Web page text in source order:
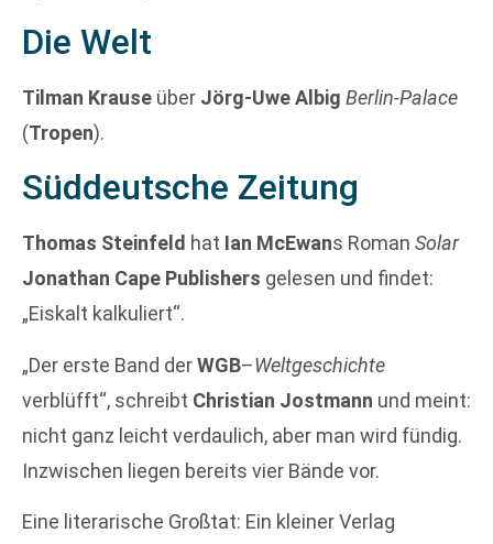
Die Welt
Tilman Krause über Jörg-Uwe Albig Berlin-Palace
(Tropen).
Süddeutsche Zeitung
Thomas Steinfeld hat Ian McEwans Roman Solar
Jonathan Cape Publishers gelesen und findet:
„Eiskalt kalkuliert“.
„Der erste Band derWGB–Weltgeschichte
verblüfft“, schreibt Christian Jostmann und meint:
nicht ganz leicht verdaulich, aber man wird fündig.
Inzwischen liegen bereits vier Bände vor.
Eine literarische Großtat: Ein kleiner Verlag